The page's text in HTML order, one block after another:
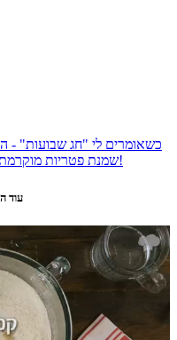
כשאומרים לי "חג שבועות" -
שמנת פטריות מוקרמת! הכי קלה להכנה וטעימה ברמות אחרות!
עוד